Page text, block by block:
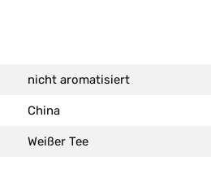
nicht aromatisiert
China
Weißer Tee